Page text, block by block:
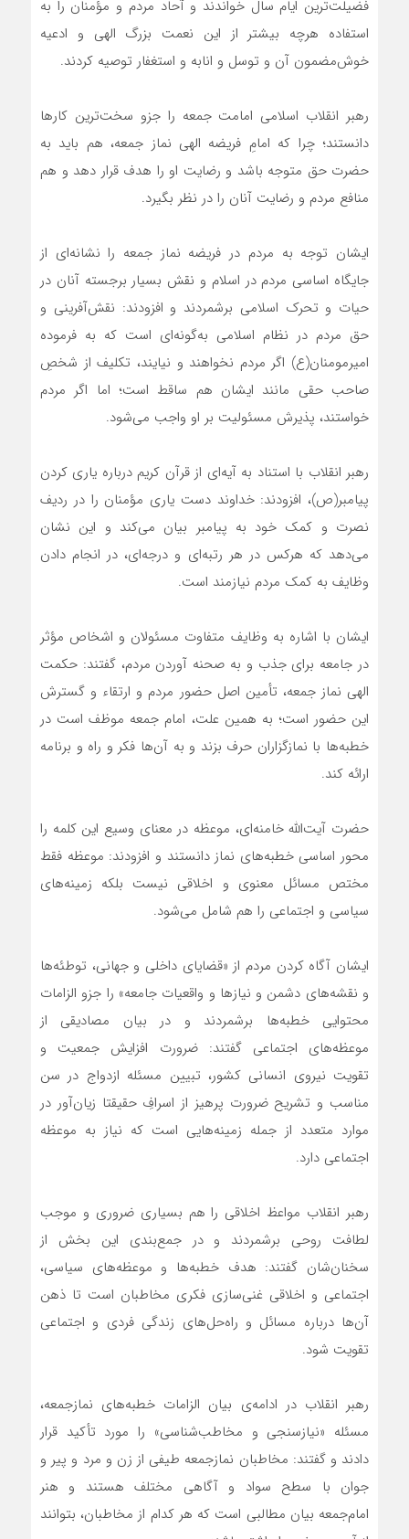
فضیلت‌ترین ایام سال خواندند و آحاد مردم و مؤمنان را به
استفاده هرچه بیشتر از این نعمت بزرگ الهی و ادعیه
خوش‌مضمون آن و توسل و انابه و استغفار توصیه کردند.
رهبر انقلاب اسلامی امامت جمعه را جزو سخت‌ترین کارها
دانستند؛ چرا که امامِ فریضه الهی نماز جمعه، هم باید به
حضرت حق متوجه باشد و رضایت او را هدف قرار دهد و هم
منافع مردم و رضایت آنان را در نظر بگیرد.
ایشان توجه به مردم در فریضه نماز جمعه را نشانه‌ای از
جایگاه اساسی مردم در اسلام و نقش بسیار برجسته آنان در
حیات و تحرک اسلامی برشمردند و افزودند: نقش‌آفرینی و
حق مردم در نظام اسلامی به‌گونه‌ای است که به فرموده
امیرمومنان(ع) اگر مردم نخواهند و نیایند، تکلیف از شخصِ
صاحب حقی مانند ایشان هم ساقط است؛ اما اگر مردم
خواستند، پذیرش مسئولیت بر او واجب می‌شود.
رهبر انقلاب با استناد به آیه‌ای از قرآن کریم درباره یاری کردن
پیامبر(ص)، افزودند: خداوند دست یاری مؤمنان را در ردیف
نصرت و کمک خود به پیامبر بیان می‌کند و این نشان
می‌دهد که هرکس در هر رتبه‌‌ای و درجه‌ای، در انجام دادن
وظایف به کمک مردم نیازمند است.
ایشان با اشاره به وظایف متفاوت مسئولان و اشخاص مؤثر
در جامعه برای جذب و به‌ صحنه ‌آوردن مردم، گفتند: حکمت
الهی نماز جمعه، تأمین اصل حضور مردم و ارتقاء و گسترش
این حضور است؛ به همین علت، امام جمعه موظف است در
خطبه‌ها با نمازگزاران حرف بزند و به آن‌ها فکر و راه و برنامه
ارائه کند.
حضرت آیت‌الله خامنه‌ای، موعظه در معنای وسیع این کلمه را
محور اساسی خطبه‌های نماز دانستند و افزودند: موعظه فقط
مختص مسائل معنوی و اخلاقی نیست بلکه زمینه‌های
سیاسی و اجتماعی را هم شامل می‌شود.
ایشان آگاه کردن مردم از «قضایای داخلی و جهانی، توطئه‌ها
و نقشه‌های دشمن و نیازها و واقعیات جامعه» را جزو الزامات
محتوایی خطبه‌ها برشمردند و در بیان مصادیقی از
موعظه‌های اجتماعی گفتند: ضرورت افزایش جمعیت و
تقویت نیروی انسانی کشور، تبیین مسئله ازدواج در سن
مناسب و تشریح ضرورت پرهیز از اسرافِ حقیقتا زیان‌آور در
موارد متعدد از جمله زمینه‌هایی است که نیاز به موعظه
اجتماعی دارد.
رهبر انقلاب مواعظ اخلاقی را هم بسیاری ضروری و موجب
لطافت روحی برشمردند و در جمع‌بندی این بخش از
سخنان‌شان گفتند: هدف خطبه‌ها و موعظه‌های سیاسی،
اجتماعی و اخلاقی غنی‌سازی فکری مخاطبان است تا ذهن
آن‌ها درباره مسائل و راه‌حل‌های زندگی فردی و اجتماعی
تقویت شود.
رهبر انقلاب در ادامه‌ی بیان الزامات خطبه‌های نمازجمعه،
مسئله «نیازسنجی و مخاطب‌شناسی» را مورد تأکید قرار
دادند و گفتند: مخاطبان نمازجمعه طیفی از زن و مرد و پیر و
جوان با سطح سواد و آگاهی مختلف هستند و هنر
امام‌جمعه بیان مطالبی است که هر کدام از مخاطبان، بتوانند